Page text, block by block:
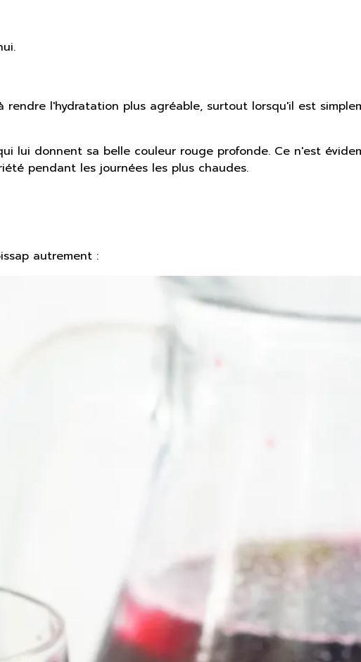
l'hydratation plus agréable, surtout lorsqu'il est
lui donnent sa belle couleur rouge profonde. Ce n'est
pendant les journées les plus chaudes.
autrement :